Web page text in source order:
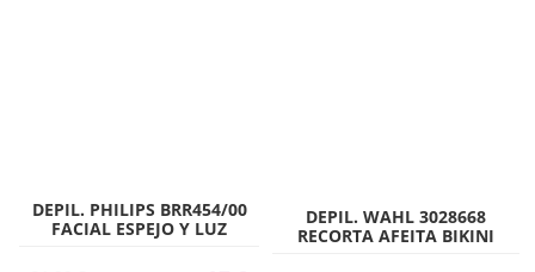
DEPIL. PHILIPS BRR454/00
FACIAL ESPEJO Y LUZ
DEPIL. WAHL 3028668
RECORTA AFEITA BIKINI